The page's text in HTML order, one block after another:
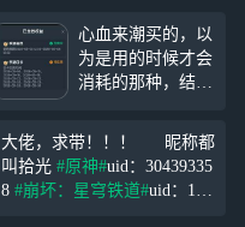
心血来潮买的，以
为是用的时候才会
消耗的那种，结果
是没招了 网易你
就继续阴吧 有无
需要的，原价20，
现在只要18，走
大佬，求带！！！ 昵称都
叫拾光 #原神#uid：30439335
8 #崩坏：星穹铁道#uid：153